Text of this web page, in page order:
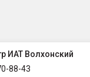
ИАТ Волхонский
88-43